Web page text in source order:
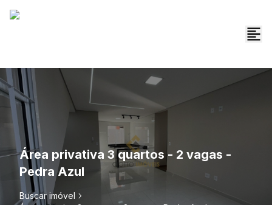
Área privativa 3 quartos - 2 vagas -
Pedra Azul
Buscar imóvel